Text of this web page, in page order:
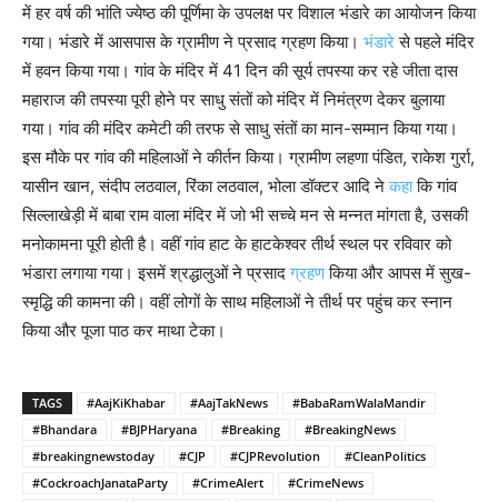
में हर वर्ष की भांति ज्येष्ठ की पूर्णिमा के उपलक्ष पर विशाल भंडारे का आयोजन किया
गया। भंडारे में आसपास के ग्रामीण ने प्रसाद ग्रहण किया। भंडारेसे पहले मंदिर
में हवन किया गया। गांव के मंदिर में 41 दिन की सूर्य तपस्या कर रहे जीता दास
महाराज की तपस्या पूरी होने पर साधु संतों को मंदिर में निमंत्रण देकर बुलाया
गया। गांव की मंदिर कमेटी की तरफ से साधु संतों का मान-सम्मान किया गया।
इस मौके पर गांव की महिलाओं ने कीर्तन किया। ग्रामीण लहणा पंडित, राकेश गुर्रा,
यासीन खान, संदीप लठवाल, रिंका लठवाल, भोला डॉक्टर आदि नेकहाकि गांव
सिल्लाखेड़ी में बाबा राम वाला मंदिर में जो भी सच्चे मन से मन्नत मांगता है, उसकी
मनोकामना पूरी होती है। वहीं गांव हाट के हाटकेश्वर तीर्थ स्थल पर रविवार को
भंडारा लगाया गया। इसमें श्रद्धालुओं ने प्रसादग्रहणकिया और आपस में सुख-
स्मृद्धि की कामना की। वहीं लोगों के साथ महिलाओं ने तीर्थ पर पहुंच कर स्नान
किया और पूजा पाठ कर माथा टेका।
TAGS #AajKiKhabar #AajTakNews
#BabaRamWalaMandir
#Bhandara
#BJPHaryana #Breaking
#BreakingNews
#breakingnewstoday
#CJP #CJPRevolution
#CleanPolitics
#CockroachJanataParty
#CrimeAlert
#CrimeNews